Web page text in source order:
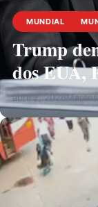
MUNDIAL
Trump
dos EUA,
abril 2, 2026